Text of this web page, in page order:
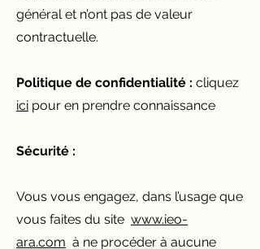
général et n’ont pas de valeur
contractuelle.
Politique de confidentialité : cliquez
ici pour en prendre connaissance
Sécurité :
Vous vous engagez, dans l’usage que
vous faites du site www.ieo-
ara.com à ne procéder à aucune